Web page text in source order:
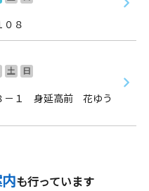
８
土
日
－１ 身延高前 花ゆう
も行っています